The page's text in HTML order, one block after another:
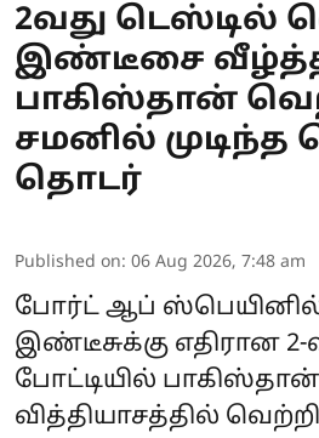
2வது டெஸ்டில்
இண்டீசை
பாகிஸ்தான்
சமனில் முடிந்த
தொடர்
Published on: 06 Aug 2026, 7:48 am
போர்ட் ஆப்
இண்டீசுக்கு எதிரான
போட்டியில்
வித்தியாசத்தில்